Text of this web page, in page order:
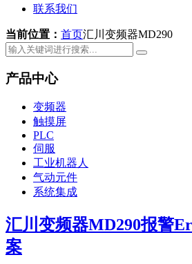
联系我们
当前位置： 首页汇川变频器MD290
产品中心
变频器
触摸屏
PLC
伺服
工业机器人
气动元件
系统集成
汇川变频器MD290报警
案